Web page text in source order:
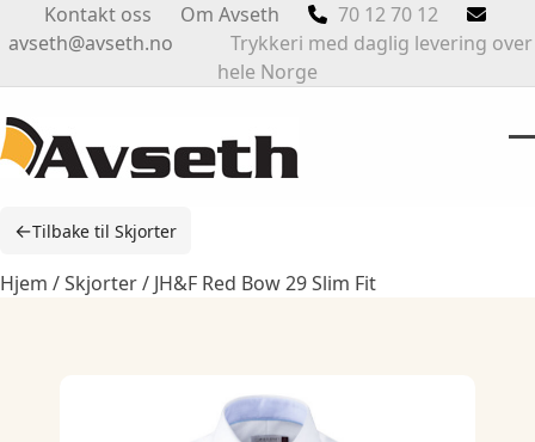
to
Kontakt oss Om Avseth
70 12 70 12
avseth@avseth.no Trykkeri med daglig levering over
hele Norge
←Tilbake til Skjorter
Hjem /Skjorter/ JH&F Red Bow 29 Slim Fit